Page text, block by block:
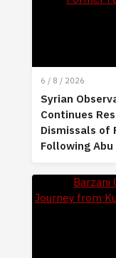
6 / 8 / 2026
Syrian
Continues
Dismissals of
Following Abu